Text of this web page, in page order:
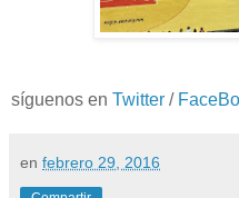
síguenos en Twitter /
en febrero 29, 2016